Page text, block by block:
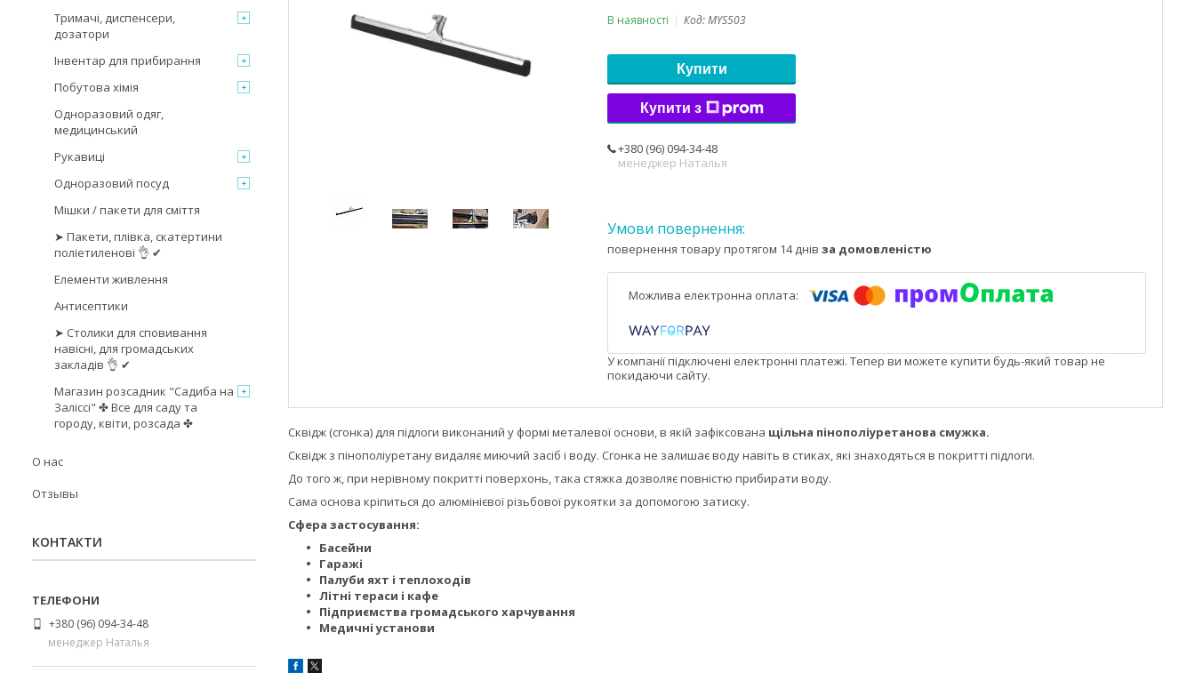
В наявності Код:MYS503
Купити
Купити з
+380 (96) 094-34-48
менеджер Наталья
повернення товару протягом 14 днів за домовленістю
У компанії підключені електронні платежі. Тепер ви можете купити будь-який товар не
покидаючи сайту.
Сквідж (сгонка) для підлоги виконаний у формі металевої основи, в якій зафіксована щільна пінополіуретанова смужка.
Сквідж з пінополіуретану видаляє миючий засіб і воду. Сгонка не залишає воду навіть в стиках, які знаходяться в покритті підлоги.
До того ж, при нерівному покритті поверхонь, така стяжка дозволяє повністю прибирати воду.
Сама основа кріпиться до алюмінієвої різьбової рукоятки за допомогою затиску.
Сфера застосування:
Басейни
Гаражі
Палуби яхт і теплоходів
Літні тераси і кафе
Підприємства громадського харчування
Медичні установи
Тримачі, диспенсери,
дозатори
Інвентар для прибирання
Побутова хімія
Одноразовий одяг,
медицинський
Рукавиці
Одноразовий посуд
Мішки / пакети для сміття
➤ Пакети, плівка, скатертини
поліетиленові 👌 ✔
Елементи живлення
Антисептики
➤ Столики для сповивання
навісні, для громадських
закладів 👌 ✔
Магазин розсадник "Садиба на
Заліссі" ✤ Все для саду та
городу, квіти, розсада ✤
О нас
Отзывы
КОНТАКТИ
+380 (96) 094-34-48
менеджер Наталья